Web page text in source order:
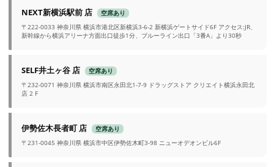
NEXT新横浜駅前 店
空席あり
〒222-0033 神奈川県 横浜市港北区新横浜3-6-2 新横浜ゲートサイド6F アクセス:JR、
新幹線から横浜アリーナ方面出口徒歩1分、ブルーライン出口「3番A」より30秒
SELF井土ヶ谷 店
空席あり
〒232-0071 神奈川県 横浜市南区永田北1-7-9 ドラッグストア クリエイト横浜永田北
店 2 F
伊勢佐木長者町 店
空席あり
〒231-0045 神奈川県 横浜市中区伊勢佐木町3-98 ニューオデオンビル6F